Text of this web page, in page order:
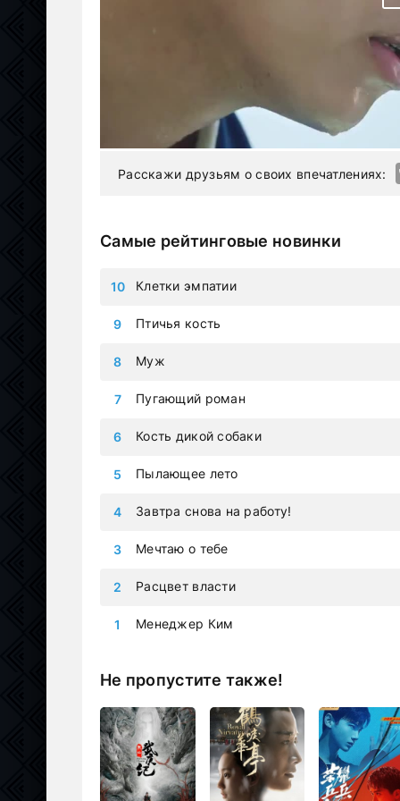
Расскажи друзьям о своих впечатлениях:
Самые рейтинговые новинки
Менеджер Ким
Расцвет власти
Мечтаю о тебе
Завтра снова на работу!
Пылающее лето
Кость дикой собаки
Пугающий роман
Муж
Птичья кость
Клетки эмпатии
Не пропустите также!